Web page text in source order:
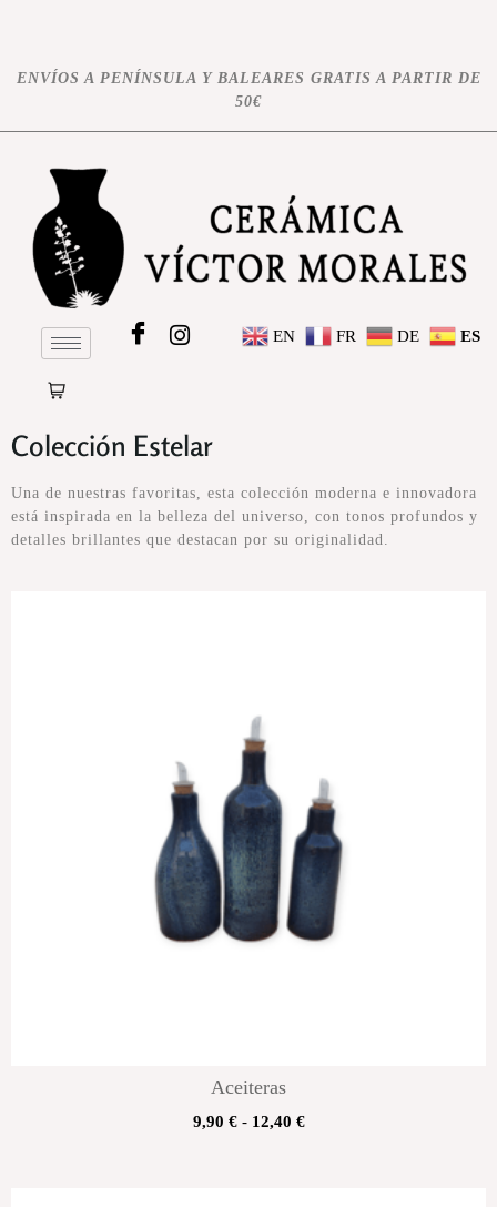
ENVÍOS A PENÍNSULA Y BALEARES GRATIS A PARTIR DE
50€
EN FR DE ES
Colección Estelar
Una de nuestras favoritas, esta colección moderna e innovadora
está inspirada en la belleza del universo, con tonos profundos y
detalles brillantes que destacan por su originalidad.
Aceiteras
9,90 € - 12,40 €